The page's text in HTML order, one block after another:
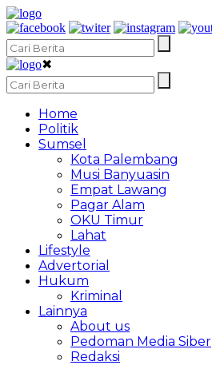
✖
Home
Politik
Sumsel
Kota Palembang
Musi Banyuasin
Empat Lawang
Pagar Alam
OKU Timur
Lahat
Lifestyle
Advertorial
Hukum
Kriminal
Lainnya
About us
Pedoman Media Siber
Redaksi